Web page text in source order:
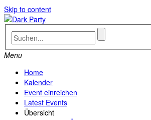
Skip to content
Menu
Home
Kalender
Event einreichen
Latest Events
Übersicht